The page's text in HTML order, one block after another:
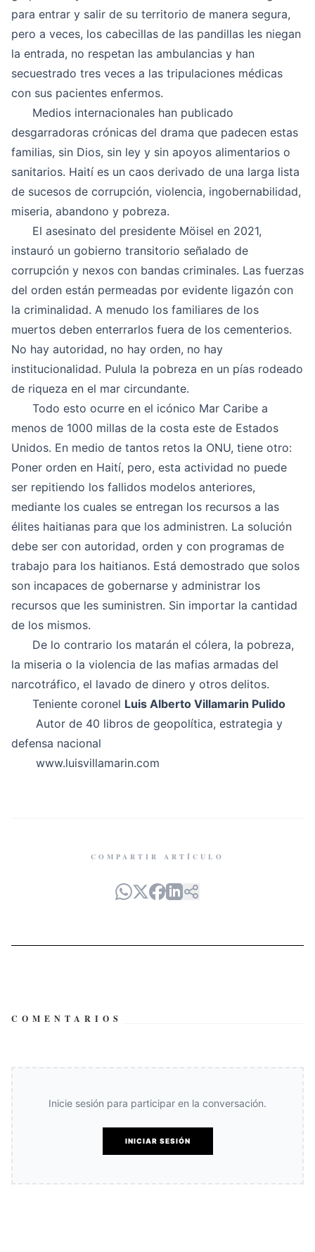
para entrar y salir de su territorio de manera segura,
pero a veces, los cabecillas de las pandillas les niegan
la entrada, no respetan las ambulancias y han
secuestrado tres veces a las tripulaciones médicas
con sus pacientes enfermos.
Medios internacionales han publicado
desgarradoras crónicas del drama que padecen estas
familias, sin Dios, sin ley y sin apoyos alimentarios o
sanitarios. Haití es un caos derivado de una larga lista
de sucesos de corrupción, violencia, ingobernabilidad,
miseria, abandono y pobreza.
El asesinato del presidente Möisel en 2021,
instauró un gobierno transitorio señalado de
corrupción y nexos con bandas criminales. Las fuerzas
del orden están permeadas por evidente ligazón con
la criminalidad. A menudo los familiares de los
muertos deben enterrarlos fuera de los cementerios.
No hay autoridad, no hay orden, no hay
institucionalidad. Pulula la pobreza en un pías rodeado
de riqueza en el mar circundante.
Todo esto ocurre en el icónico Mar Caribe a
menos de 1000 millas de la costa este de Estados
Unidos. En medio de tantos retos la ONU, tiene otro:
Poner orden en Haití, pero, esta actividad no puede
ser repitiendo los fallidos modelos anteriores,
mediante los cuales se entregan los recursos a las
élites haitianas para que los administren. La solución
debe ser con autoridad, orden y con programas de
trabajo para los haitianos. Está demostrado que solos
son incapaces de gobernarse y administrar los
recursos que les suministren. Sin importar la cantidad
de los mismos.
De lo contrario los matarán el cólera, la pobreza,
la miseria o la violencia de las mafias armadas del
narcotráfico, el lavado de dinero y otros delitos.
Teniente coronel Luis Alberto Villamarin Pulido
Autor de 40 libros de geopolítica, estrategia y
defensa nacional
www.luisvillamarin.com
COMPARTIR ARTÍCULO
COMENTARIOS
Inicie sesión para participar en la conversación.
INICIAR SESIÓN